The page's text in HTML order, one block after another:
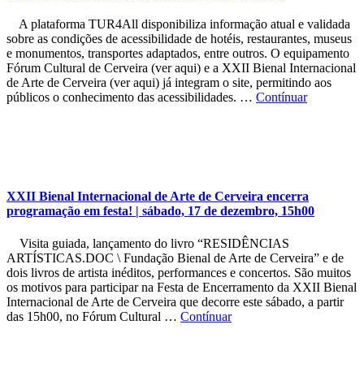
A plataforma TUR4All disponibiliza informação atual e validada
sobre as condições de acessibilidade de hotéis, restaurantes, museus
e monumentos, transportes adaptados, entre outros. O equipamento
Fórum Cultural de Cerveira (ver aqui) e a XXII Bienal Internacional
de Arte de Cerveira (ver aqui) já integram o site, permitindo aos
públicos o conhecimento das acessibilidades. … Contínuar
XXII Bienal Internacional de Arte de Cerveira encerra
programação em festa! | sábado, 17 de dezembro, 15h00
Visita guiada, lançamento do livro “RESIDÊNCIAS
ARTÍSTICAS.DOC \ Fundação Bienal de Arte de Cerveira” e de
dois livros de artista inéditos, performances e concertos. São muitos
os motivos para participar na Festa de Encerramento da XXII Bienal
Internacional de Arte de Cerveira que decorre este sábado, a partir
das 15h00, no Fórum Cultural … Contínuar